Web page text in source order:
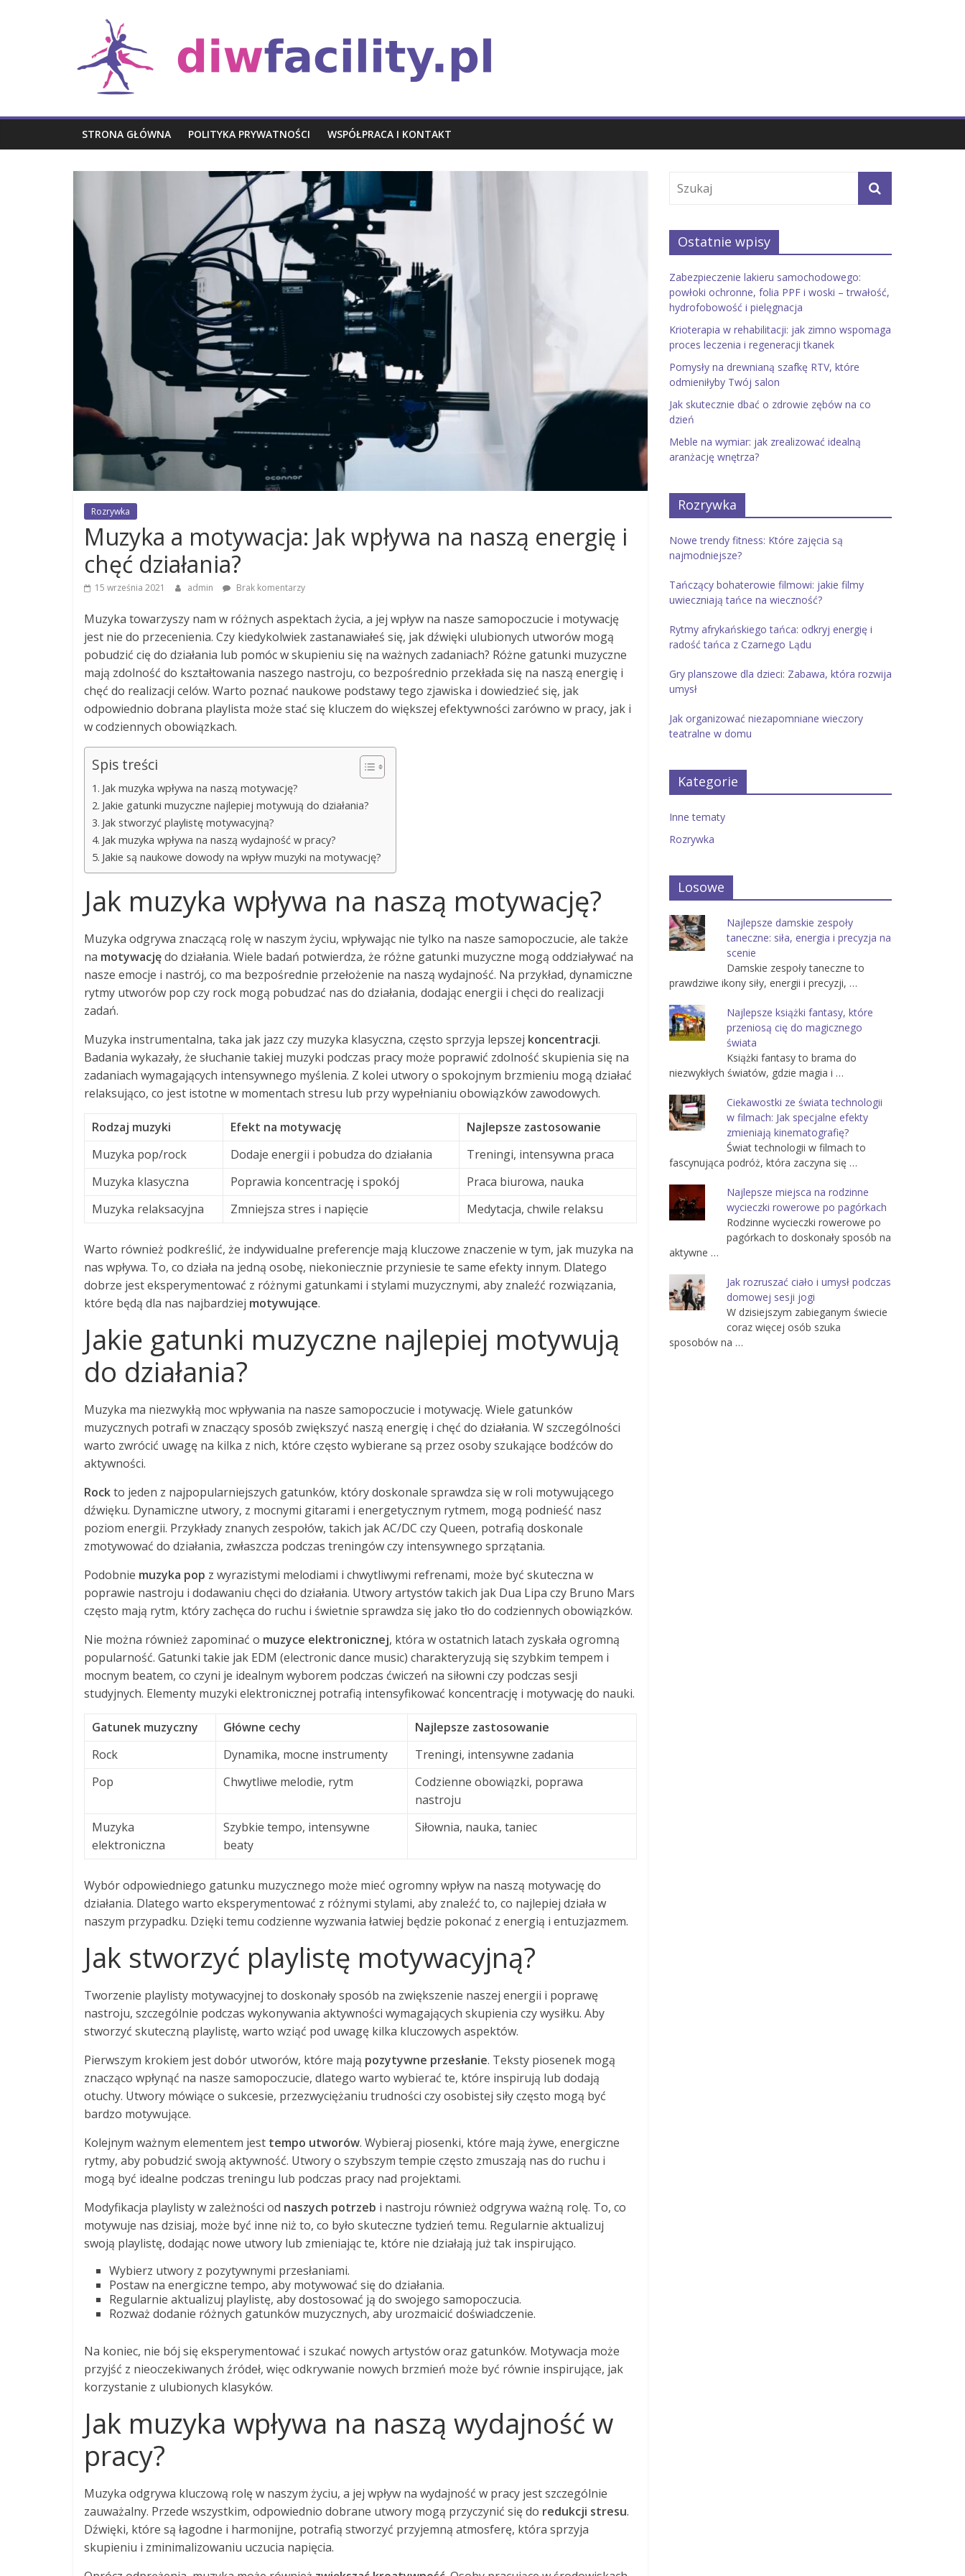
Rozrywka
STRONA GŁÓWNA POLITYKA PRYWATNOŚCI WSPÓŁPRACA I KONTAKT
Rozrywka
Muzyka a motywacja: Jak wpływa na naszą energię i
chęć działania?
15 września 2021 admin Brak komentarzy
Muzyka towarzyszy nam w różnych aspektach życia, a jej wpływ na nasze samopoczucie i motywację
jest nie do przecenienia. Czy kiedykolwiek zastanawiałeś się, jak dźwięki ulubionych utworów mogą
pobudzić cię do działania lub pomóc w skupieniu się na ważnych zadaniach? Różne gatunki muzyczne
mają zdolność do kształtowania naszego nastroju, co bezpośrednio przekłada się na naszą energię i
chęć do realizacji celów. Warto poznać naukowe podstawy tego zjawiska i dowiedzieć się, jak
odpowiednio dobrana playlista może stać się kluczem do większej efektywności zarówno w pracy, jak i
w codziennych obowiązkach.
Spis treści
Jak muzyka wpływa na naszą motywację?
Jakie gatunki muzyczne najlepiej motywują do działania?
Jak stworzyć playlistę motywacyjną?
Jak muzyka wpływa na naszą wydajność w pracy?
Jakie są naukowe dowody na wpływ muzyki na motywację?
Jak muzyka wpływa na naszą motywację?
Muzyka odgrywa znaczącą rolę w naszym życiu, wpływając nie tylko na nasze samopoczucie, ale także
na motywacjędo działania. Wiele badań potwierdza, że różne gatunki muzyczne mogą oddziaływać na
nasze emocje i nastrój, co ma bezpośrednie przełożenie na naszą wydajność. Na przykład, dynamiczne
rytmy utworów pop czy rock mogą pobudzać nas do działania, dodając energii i chęci do realizacji
zadań.
Muzyka instrumentalna, taka jak jazz czy muzyka klasyczna, często sprzyja lepszej koncentracji.
Badania wykazały, że słuchanie takiej muzyki podczas pracy może poprawić zdolność skupienia się na
zadaniach wymagających intensywnego myślenia. Z kolei utwory o spokojnym brzmieniu mogą działać
relaksująco, co jest istotne w momentach stresu lub przy wypełnianiu obowiązków zawodowych.
Rodzaj muzyki Efekt na motywację
Najlepsze zastosowanie
Muzyka pop/rock
Dodaje energii i pobudza do działania
Treningi, intensywna praca
Muzyka klasyczna
Poprawia koncentrację i spokój
Praca biurowa, nauka
Muzyka relaksacyjna
Zmniejsza stres i napięcie Medytacja, chwile relaksu
Warto również podkreślić, że indywidualne preferencje mają kluczowe znaczenie w tym, jak muzyka na
nas wpływa. To, co działa na jedną osobę, niekoniecznie przyniesie te same efekty innym. Dlatego
dobrze jest eksperymentować z różnymi gatunkami i stylami muzycznymi, aby znaleźć rozwiązania,
które będą dla nas najbardziej motywujące.
Jakie gatunki muzyczne najlepiej motywują
do działania?
Muzyka ma niezwykłą moc wpływania na nasze samopoczucie i motywację. Wiele gatunków
muzycznych potrafi w znaczący sposób zwiększyć naszą energię i chęć do działania. W szczególności
warto zwrócić uwagę na kilka z nich, które często wybierane są przez osoby szukające bodźców do
aktywności.
Rockto jeden z najpopularniejszych gatunków, który doskonale sprawdza się w roli motywującego
dźwięku. Dynamiczne utwory, z mocnymi gitarami i energetycznym rytmem, mogą podnieść nasz
poziom energii. Przykłady znanych zespołów, takich jak AC/DC czy Queen, potrafią doskonale
zmotywować do działania, zwłaszcza podczas treningów czy intensywnego sprzątania.
Podobnie muzyka pop z wyrazistymi melodiami i chwytliwymi refrenami, może być skuteczna w
poprawie nastroju i dodawaniu chęci do działania. Utwory artystów takich jak Dua Lipa czy Bruno Mars
często mają rytm, który zachęca do ruchu i świetnie sprawdza się jako tło do codziennych obowiązków.
Nie można również zapominać o muzyce elektronicznej, która w ostatnich latach zyskała ogromną
popularność. Gatunki takie jak EDM (electronic dance music) charakteryzują się szybkim tempem i
mocnym beatem, co czyni je idealnym wyborem podczas ćwiczeń na siłowni czy podczas sesji
studyjnych. Elementy muzyki elektronicznej potrafią intensyfikować koncentrację i motywację do nauki.
Gatunek muzyczny Główne cechy
Najlepsze zastosowanie
Rock
Dynamika, mocne instrumenty
Treningi, intensywne zadania
Pop
Chwytliwe melodie, rytm
Codzienne obowiązki, poprawa
nastroju
Muzyka
elektroniczna
Szybkie tempo, intensywne
beaty
Siłownia, nauka, taniec
Wybór odpowiedniego gatunku muzycznego może mieć ogromny wpływ na naszą motywację do
działania. Dlatego warto eksperymentować z różnymi stylami, aby znaleźć to, co najlepiej działa w
naszym przypadku. Dzięki temu codzienne wyzwania łatwiej będzie pokonać z energią i entuzjazmem.
Jak stworzyć playlistę motywacyjną?
Tworzenie playlisty motywacyjnej to doskonały sposób na zwiększenie naszej energii i poprawę
nastroju, szczególnie podczas wykonywania aktywności wymagających skupienia czy wysiłku. Aby
stworzyć skuteczną playlistę, warto wziąć pod uwagę kilka kluczowych aspektów.
Pierwszym krokiem jest dobór utworów, które mają pozytywne przesłanie. Teksty piosenek mogą
znacząco wpłynąć na nasze samopoczucie, dlatego warto wybierać te, które inspirują lub dodają
otuchy. Utwory mówiące o sukcesie, przezwyciężaniu trudności czy osobistej siły często mogą być
bardzo motywujące.
Kolejnym ważnym elementem jest tempo utworów. Wybieraj piosenki, które mają żywe, energiczne
rytmy, aby pobudzić swoją aktywność. Utwory o szybszym tempie często zmuszają nas do ruchu i
mogą być idealne podczas treningu lub podczas pracy nad projektami.
Modyfikacja playlisty w zależności od naszych potrzeb i nastroju również odgrywa ważną rolę. To, co
motywuje nas dzisiaj, może być inne niż to, co było skuteczne tydzień temu. Regularnie aktualizuj
swoją playlistę, dodając nowe utwory lub zmieniając te, które nie działają już tak inspirująco.
Wybierz utwory z pozytywnymi przesłaniami.
Postaw na energiczne tempo, aby motywować się do działania.
Regularnie aktualizuj playlistę, aby dostosować ją do swojego samopoczucia.
Rozważ dodanie różnych gatunków muzycznych, aby urozmaicić doświadczenie.
Na koniec, nie bój się eksperymentować i szukać nowych artystów oraz gatunków. Motywacja może
przyjść z nieoczekiwanych źródeł, więc odkrywanie nowych brzmień może być równie inspirujące, jak
korzystanie z ulubionych klasyków.
Jak muzyka wpływa na naszą wydajność w
pracy?
Muzyka odgrywa kluczową rolę w naszym życiu, a jej wpływ na wydajność w pracy jest szczególnie
zauważalny. Przede wszystkim, odpowiednio dobrane utwory mogą przyczynić się do redukcji stresu.
Dźwięki, które są łagodne i harmonijne, potrafią stworzyć przyjemną atmosferę, która sprzyja
skupieniu i zminimalizowaniu uczucia napięcia.
Ostatnie wpisy
Zabezpieczenie lakieru samochodowego:
powłoki ochronne, folia PPF i woski – trwałość,
hydrofobowość i pielęgnacja
Krioterapia w rehabilitacji: jak zimno wspomaga
proces leczenia i regeneracji tkanek
Pomysły na drewnianą szafkę RTV, które
odmieniłyby Twój salon
Jak skutecznie dbać o zdrowie zębów na co
dzień
Meble na wymiar: jak zrealizować idealną
aranżację wnętrza?
Rozrywka
Nowe trendy fitness: Które zajęcia są
najmodniejsze?
Tańczący bohaterowie filmowi: jakie filmy
uwieczniają tańce na wieczność?
Rytmy afrykańskiego tańca: odkryj energię i
radość tańca z Czarnego Lądu
Gry planszowe dla dzieci: Zabawa, która rozwija
umysł
Jak organizować niezapomniane wieczory
teatralne w domu
Kategorie
Inne tematy
Rozrywka
Losowe
Najlepsze damskie zespoły
taneczne: siła, energia i precyzja na
scenie
Damskie zespoły taneczne to
prawdziwe ikony siły, energii i precyzji, …
Najlepsze książki fantasy, które
przeniosą cię do magicznego
świata
Książki fantasy to brama do
niezwykłych światów, gdzie magia i …
Ciekawostki ze świata technologii
w filmach: Jak specjalne efekty
zmieniają kinematografię?
Świat technologii w filmach to
fascynująca podróż, która zaczyna się …
Najlepsze miejsca na rodzinne
wycieczki rowerowe po pagórkach
Rodzinne wycieczki rowerowe po
pagórkach to doskonały sposób na
aktywne …
Jak rozruszać ciało i umysł podczas
domowej sesji jogi
W dzisiejszym zabieganym świecie
coraz więcej osób szuka
sposobów na …